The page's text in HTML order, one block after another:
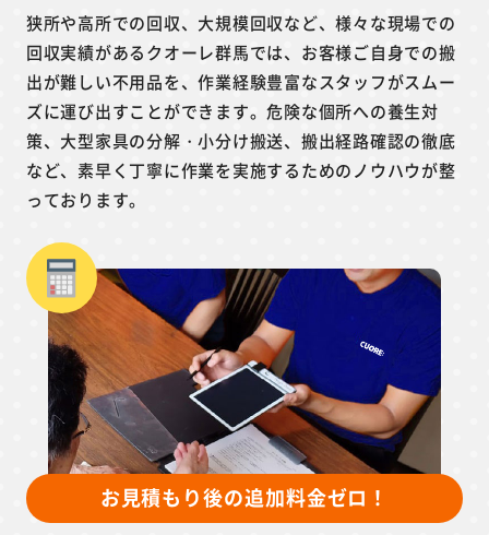
狭所や高所での回収、大規模回収など、様々な現場での
回収実績があるクオーレ群馬では、お客様ご自身での搬
出が難しい不用品を、作業経験豊富なスタッフがスムー
ズに運び出すことができます。危険な個所への養生対
策、大型家具の分解・小分け搬送、搬出経路確認の徹底
など、素早く丁寧に作業を実施するためのノウハウが整
っております。
お見積もり後の追加料金ゼロ！